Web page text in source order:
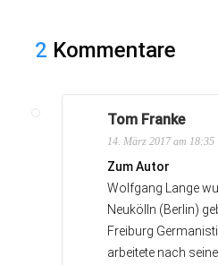
2 Kommentare
Tom Franke
14. März 2017 am 18:35
Zum Autor
Wolfgang Lange
Neukölln (Berlin)
Freiburg
arbeitete nach